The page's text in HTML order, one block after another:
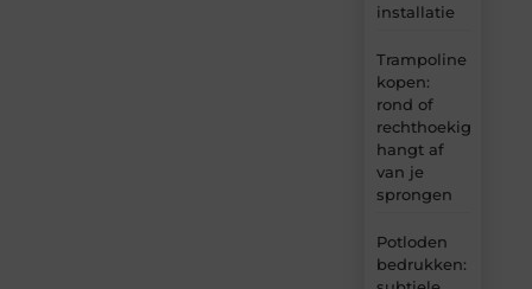
installatie
Trampoline
kopen:
rond of
rechthoekig
hangt af
van je
sprongen
Potloden
bedrukken: